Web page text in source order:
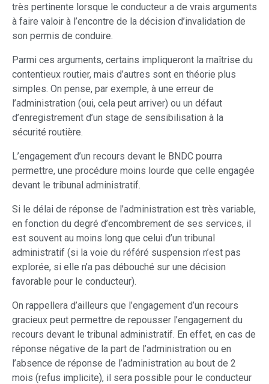
très pertinente lorsque le conducteur a de vrais arguments
à faire valoir à l’encontre de la décision d’invalidation de
son permis de conduire.
Parmi ces arguments, certains impliqueront la maîtrise du
contentieux routier, mais d’autres sont en théorie plus
simples. On pense, par exemple, à une erreur de
l’administration (oui, cela peut arriver) ou un défaut
d’enregistrement d’un stage de sensibilisation à la
sécurité routière.
L’engagement d’un recours devant le BNDC pourra
permettre, une procédure moins lourde que celle engagée
devant le tribunal administratif.
Si le délai de réponse de l’administration est très variable,
en fonction du degré d’encombrement de ses services, il
est souvent au moins long que celui d’un tribunal
administratif (si la voie du référé suspension n’est pas
explorée, si elle n’a pas débouché sur une décision
favorable pour le conducteur).
On rappellera d’ailleurs que l’engagement d’un recours
gracieux peut permettre de repousser l’engagement du
recours devant le tribunal administratif. En effet, en cas de
réponse négative de la part de l’administration ou en
l’absence de réponse de l’administration au bout de 2
mois (refus implicite), il sera possible pour le conducteur